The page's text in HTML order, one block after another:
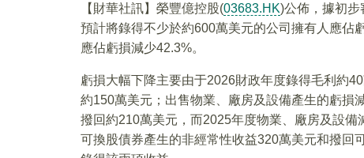
【財華社訊】榮豐億控股(03683.HK)公佈，據初
預計將錄得不少於約600萬美元的公司擁有人應佔
應佔虧損減少42.3%。
虧損大幅下降主要由于2026財政年度錄得毛利約
約150萬美元；出售物業、廠房及設備產生的虧損
撥回約210萬美元，而2025年度物業、廠房及設
可換股債券產生的非經常性收益320萬美元和撥回